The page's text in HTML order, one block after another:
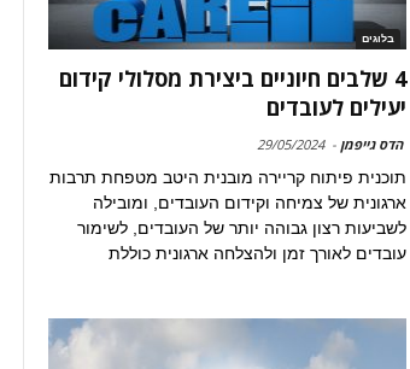
בלוגים
4 שלבים חיוניים ביצירת מסלולי קידום
יעילים לעובדים
הדס גייפמן -
29/05/2024
תוכנית פיתוח קריירה מובנית היטב מטפחת תרבות
ארגונית של צמיחה וקידום העובדים, ומובילה
לשביעות רצון גבוהה יותר של העובדים, לשימור
עובדים לאורך זמן ולהצלחה ארגונית כוללת